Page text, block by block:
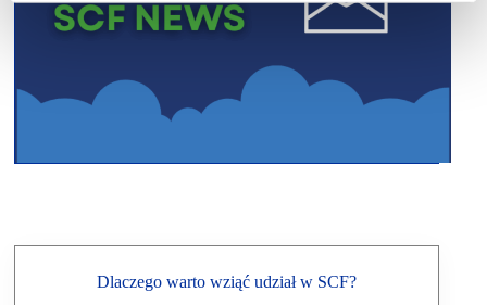
Dlaczego warto wziąć udział w SCF?